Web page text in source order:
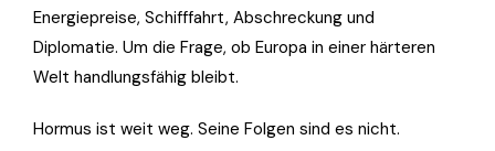
Energiepreise, Schifffahrt, Abschreckung und
Diplomatie. Um die Frage, ob Europa in einer härteren
Welt handlungsfähig bleibt.
Hormus ist weit weg. Seine Folgen sind es nicht.